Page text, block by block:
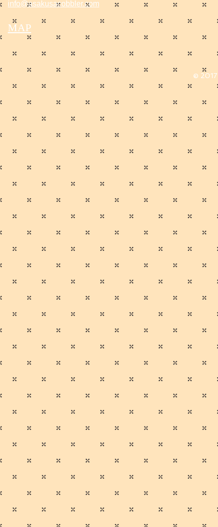
info@asakusacobbler.com
MAP
© 2017